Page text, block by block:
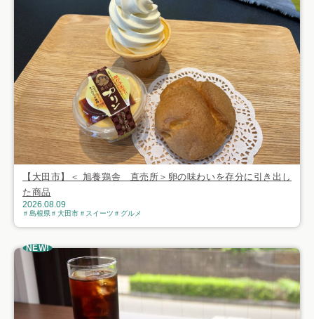
【大田市】＜ 旭養鶏舎 直売所＞卵の味わいを存分に引き出し
た商品
2026.08.09
島根県 大田市 スイーツ グルメ
NEW!